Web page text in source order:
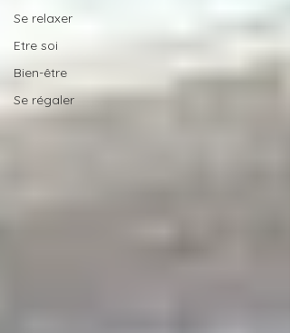
Se relaxer
Etre soi
Bien-être
Se régaler